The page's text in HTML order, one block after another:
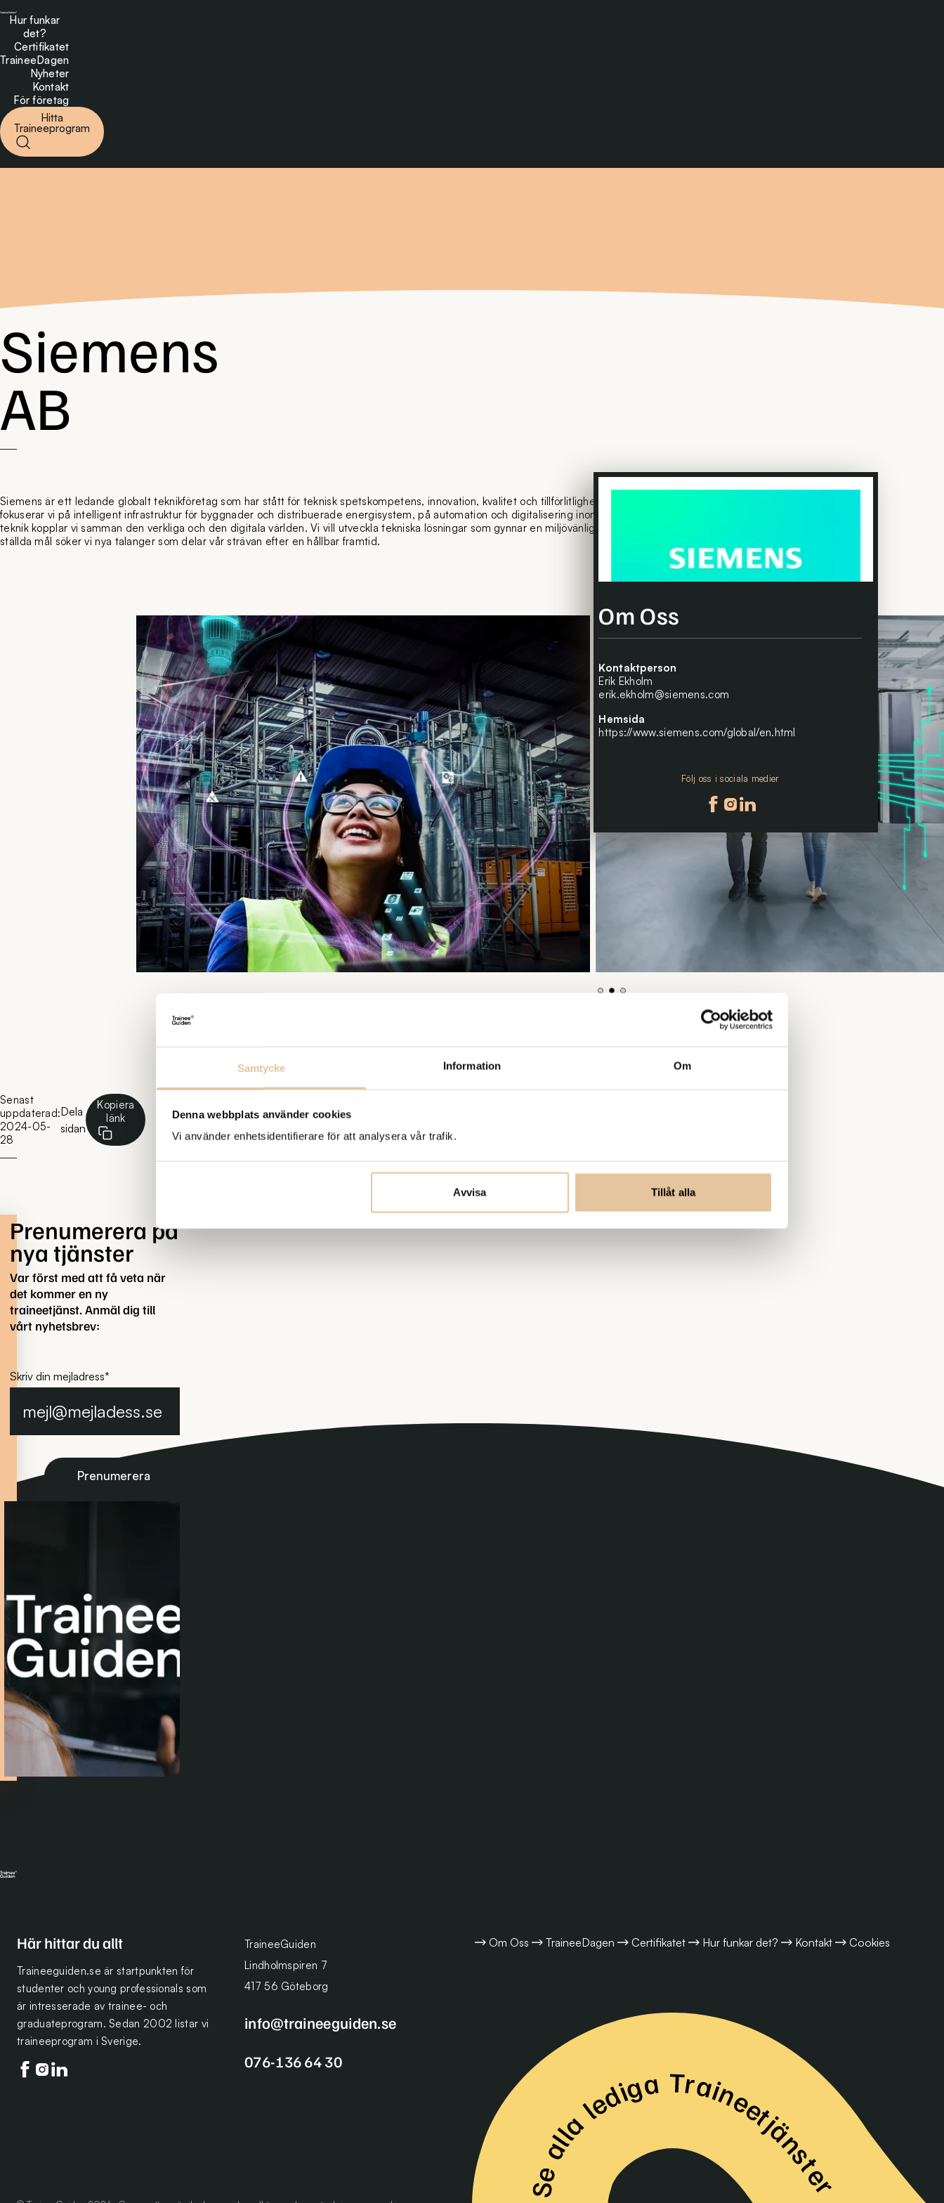
Samtycke Information Om
Denna webbplats använder cookies
Vi använder enhetsidentifierare för att analysera vår trafik.
Avvisa Tillåt alla
Hur funkar
det?
Certifikatet
TraineeDagen
Nyheter
Kontakt
För företag
Hitta
Traineeprogram
Siemens
AB
Siemens är ett ledande globalt teknikföretag som har stått för teknisk spetskompetens, innovation, kvalitet och tillförlitlighet i mer än 175 år. Verksamt runt om i världen
fokuserar vi på intelligent infrastruktur för byggnader och distribuerade energisystem, på automation och digitalisering inom process- och tillverkningsindustrin. Med vår
teknik kopplar vi samman den verkliga och den digitala världen. Vi vill utveckla tekniska lösningar som gynnar en miljövänligare och mer hållbar värld. För att uppfylla våra högt
ställda mål söker vi nya talanger som delar vår strävan efter en hållbar framtid.
Om Oss
Kontaktperson
Erik Ekholm
erik.ekholm@siemens.com
Hemsida
https://www.siemens.com/global/en.html
Följ oss i sociala medier
Följ oss på facebook
Följ oss på instagram
Följ oss på linkedin
Senast
uppdaterad:
2024-05-
28
Dela
sidan
Kopiera
länk
Prenumerera på
nya tjänster
Var först med att få veta när
det kommer en ny
traineetjänst. Anmäl dig till
vårt nyhetsbrev:
Skriv din mejladress*
Prenumerera på nyhetsbrevet
Här hittar du allt
Traineeguiden.se är startpunkten för
studenter och young professionals som
är intresserade av trainee- och
graduateprogram. Sedan 2002 listar vi
traineeprogram i Sverige.
Följ oss på facebook
Följ oss på instagram
Följ oss på linkedin
TraineeGuiden
Lindholmspiren 7
417 56 Göteborg
info@traineeguiden.se
076-136 64 30
Om Oss TraineeDagen Certifikatet Hur funkar det? Kontakt Cookies
Se alla lediga Traineetjänster